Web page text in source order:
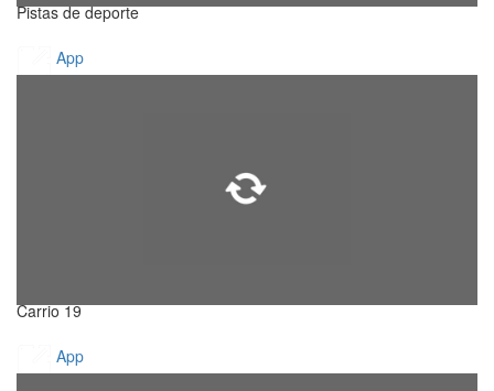
Pistas de deporte
App
Carrio 19
App